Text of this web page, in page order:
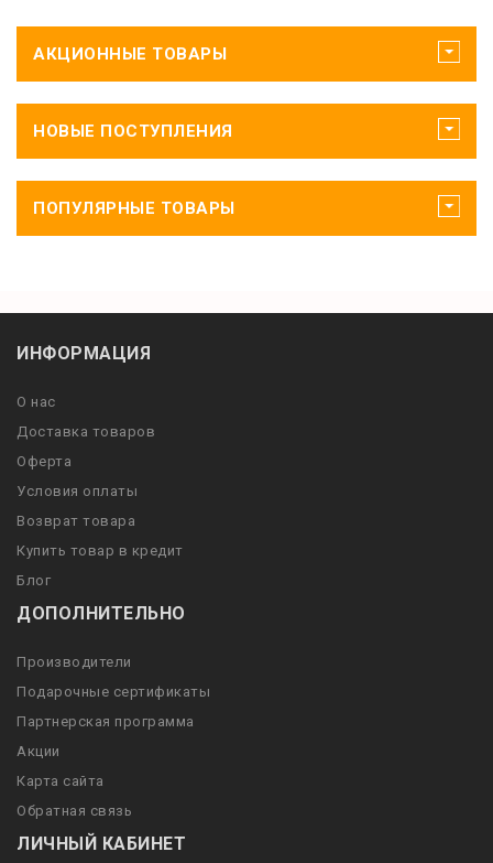
АКЦИОННЫЕ ТОВАРЫ
НОВЫЕ ПОСТУПЛЕНИЯ
ПОПУЛЯРНЫЕ ТОВАРЫ
ИНФОРМАЦИЯ
О нас
Доставка товаров
Оферта
Условия оплаты
Возврат товара
Купить товар в кредит
Блог
ДОПОЛНИТЕЛЬНО
Производители
Подарочные сертификаты
Партнерская программа
Акции
Карта сайта
Обратная связь
ЛИЧНЫЙ КАБИНЕТ